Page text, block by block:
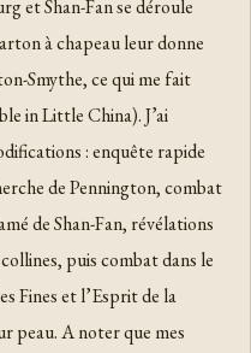
et Shan-Fan se déroule
à chapeau leur donne
Smythe, ce qui me fait
in Little China). J’ai
: enquête rapide
de Pennington, combat
de Shan-Fan, révélations
puis combat dans le
Fines et l’Esprit de la
peau. A noter que mes